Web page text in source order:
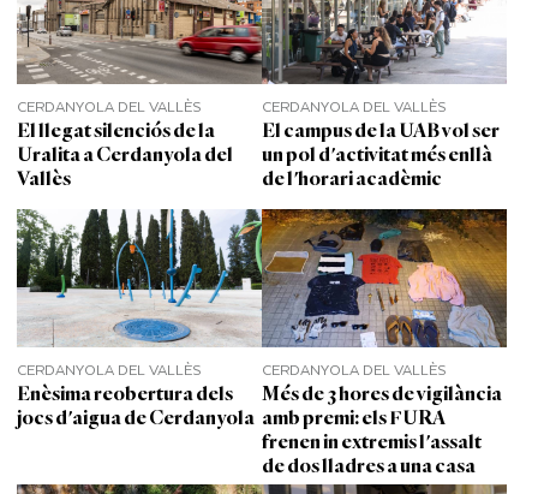
CERDANYOLA DEL VALLÈS
El llegat silenciós de la
Uralita a Cerdanyola del
Vallès
CERDANYOLA DEL VALLÈS
El campus de la UAB vol ser
un pol d'activitat més enllà
de l'horari acadèmic
CERDANYOLA DEL VALLÈS
Enèsima reobertura dels
jocs d'aigua de Cerdanyola
CERDANYOLA DEL VALLÈS
Més de 3 hores de vigilància
amb premi: els FURA
frenen in extremis l'assalt
de dos lladres a una casa